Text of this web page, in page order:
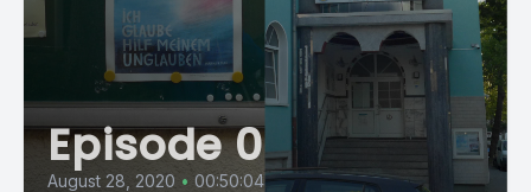
Episode 0
August 28, 2020 • 00:50:04